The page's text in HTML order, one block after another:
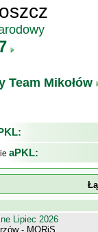
Team Mikołów
aPKL:
Lipiec 2026
- MORiS